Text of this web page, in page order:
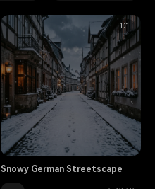
1:1
Snowy German Streetscape